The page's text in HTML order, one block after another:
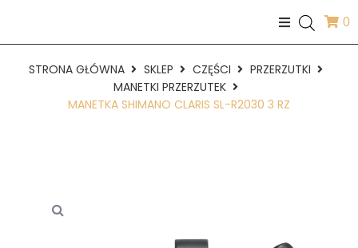
0
STRONA GŁÓWNA SKLEP CZĘŚCI
PRZERZUTKI
MANETKI PRZERZUTEK
MANETKA SHIMANO CLARIS SL-R2030 3 RZ